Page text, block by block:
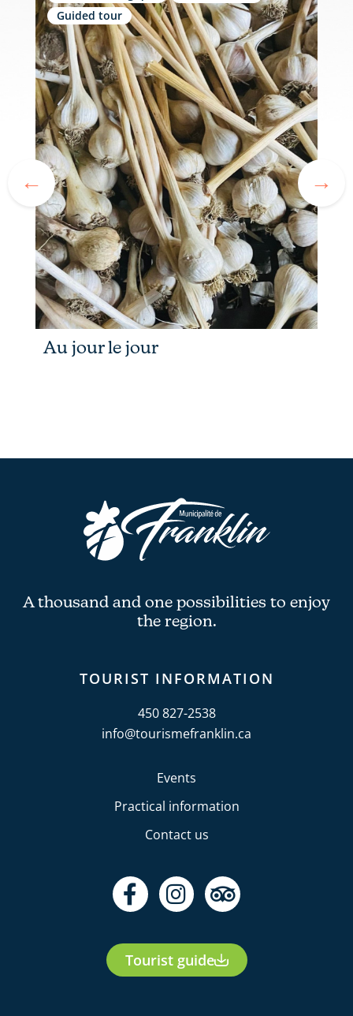
Guided tour
Au jour le jour
A thousand and one possibilities to enjoy
the region.
TOURIST INFORMATION
450 827-2538
info@tourismefranklin.ca
F
a
e
b
I
n
t
a
T
r
p
a
Tourist guide
Events
Practical information
Contact us